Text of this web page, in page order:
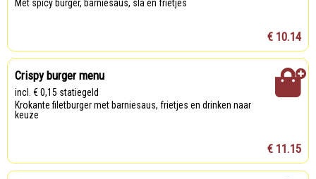
Met spicy burger, barniesaus, sla en frietjes
€ 10.14
Crispy burger menu
incl. € 0,15 statiegeld
Krokante filetburger met barniesaus, frietjes en drinken naar
keuze
€ 11.15